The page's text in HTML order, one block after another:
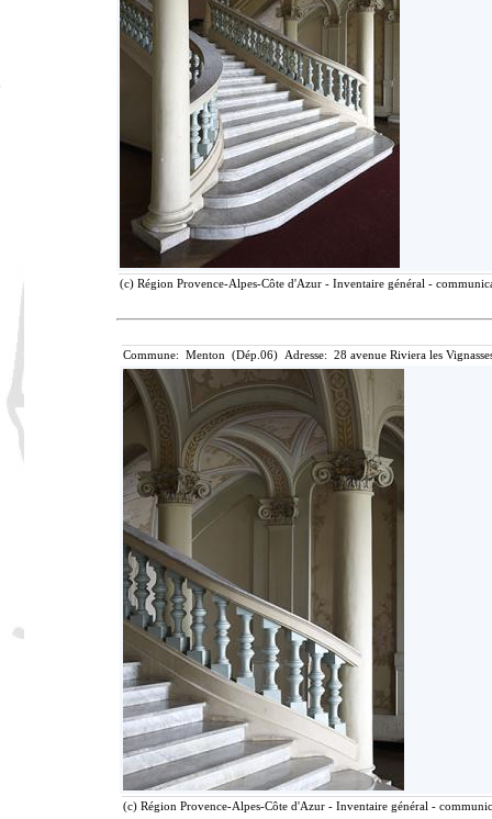
(c) Région Provence-Alpes-Côte d'Azur - Inventaire général -
Commune: Menton (Dép.06) Adresse: 28 avenue Riviera les
(c) Région Provence-Alpes-Côte d'Azur - Inventaire général -